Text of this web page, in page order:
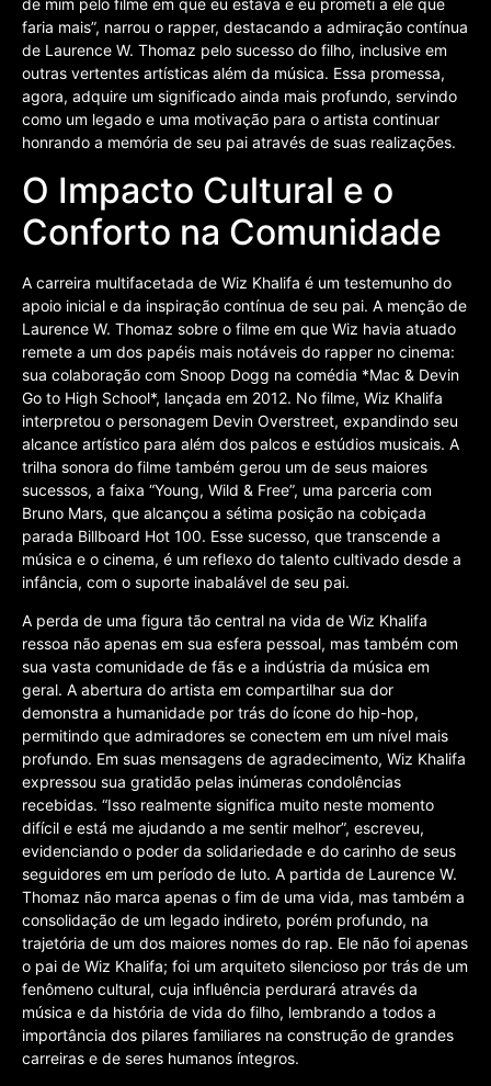
de mim pelo filme em que eu estava e eu prometi a ele que
faria mais”, narrou o rapper, destacando a admiração contínua
de Laurence W. Thomaz pelo sucesso do filho, inclusive em
outras vertentes artísticas além da música. Essa promessa,
agora, adquire um significado ainda mais profundo, servindo
como um legado e uma motivação para o artista continuar
honrando a memória de seu pai através de suas realizações.
O Impacto Cultural e o
Conforto na Comunidade
A carreira multifacetada de Wiz Khalifa é um testemunho do
apoio inicial e da inspiração contínua de seu pai. A menção de
Laurence W. Thomaz sobre o filme em que Wiz havia atuado
remete a um dos papéis mais notáveis do rapper no cinema:
sua colaboração com Snoop Dogg na comédia *Mac & Devin
Go to High School*, lançada em 2012. No filme, Wiz Khalifa
interpretou o personagem Devin Overstreet, expandindo seu
alcance artístico para além dos palcos e estúdios musicais. A
trilha sonora do filme também gerou um de seus maiores
sucessos, a faixa “Young, Wild & Free”, uma parceria com
Bruno Mars, que alcançou a sétima posição na cobiçada
parada Billboard Hot 100. Esse sucesso, que transcende a
música e o cinema, é um reflexo do talento cultivado desde a
infância, com o suporte inabalável de seu pai.
A perda de uma figura tão central na vida de Wiz Khalifa
ressoa não apenas em sua esfera pessoal, mas também com
sua vasta comunidade de fãs e a indústria da música em
geral. A abertura do artista em compartilhar sua dor
demonstra a humanidade por trás do ícone do hip-hop,
permitindo que admiradores se conectem em um nível mais
profundo. Em suas mensagens de agradecimento, Wiz Khalifa
expressou sua gratidão pelas inúmeras condolências
recebidas. “Isso realmente significa muito neste momento
difícil e está me ajudando a me sentir melhor”, escreveu,
evidenciando o poder da solidariedade e do carinho de seus
seguidores em um período de luto. A partida de Laurence W.
Thomaz não marca apenas o fim de uma vida, mas também a
consolidação de um legado indireto, porém profundo, na
trajetória de um dos maiores nomes do rap. Ele não foi apenas
o pai de Wiz Khalifa; foi um arquiteto silencioso por trás de um
fenômeno cultural, cuja influência perdurará através da
música e da história de vida do filho, lembrando a todos a
importância dos pilares familiares na construção de grandes
carreiras e de seres humanos íntegros.